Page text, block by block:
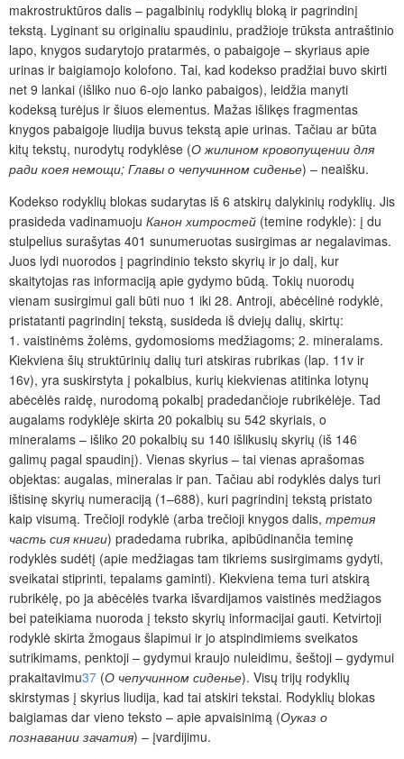
makrostruktūros dalis – pagalbinių rodyklių bloką ir pagrindinį
tekstą. Lyginant su originaliu spaudiniu, pradžioje trūksta antraštinio
lapo, knygos sudarytojo pratarmės, o pabaigoje – skyriaus apie
urinas ir baigiamojo kolofono. Tai, kad kodekso pradžiai buvo skirti
net 9 lankai (išliko nuo 6-ojo lanko pabaigos), leidžia manyti
kodeksą turėjus ir šiuos elementus. Mažas išlikęs fragmentas
knygos pabaigoje liudija buvus tekstą apie urinas. Tačiau ar būta
kitų tekstų, nurodytų rodyklėse (О жилином кровопущении для
ради коея немощи; Главы о чепучинном сиденье) – neaišku.
Kodekso rodyklių blokas sudarytas iš 6 atskirų dalykinių rodyklių. Jis
prasideda vadinamuoju Канон хитростей (temine rodykle): į du
stulpelius surašytas 401 sunumeruotas susirgimas ar negalavimas.
Juos lydi nuorodos į pagrindinio teksto skyrių ir jo dalį, kur
skaitytojas ras informaciją apie gydymo būdą. Tokių nuorodų
vienam susirgimui gali būti nuo 1 iki 28. Antroji, abėcėlinė rodyklė,
pristatanti pagrindinį tekstą, susideda iš dviejų dalių, skirtų:
1. vaistinėms žolėms, gydomosioms medžiagoms; 2. mineralams.
Kiekviena šių struktūrinių dalių turi atskiras rubrikas (lap. 11v ir
16v), yra suskirstyta į pokalbius, kurių kiekvienas atitinka lotynų
abėcėlės raidę, nurodomą pokalbį pradedančioje rubrikėlėje. Tad
augalams rodyklėje skirta 20 pokalbių su 542 skyriais, o
mineralams – išliko 20 pokalbių su 140 išlikusių skyrių (iš 146
galimų pagal spaudinį). Vienas skyrius – tai vienas aprašomas
objektas: augalas, mineralas ir pan. Tačiau abi rodyklės dalys turi
ištisinę skyrių numeraciją (1–688), kuri pagrindinį tekstą pristato
kaip visumą. Trečioji rodyklė (arba trečioji knygos dalis, трeтия
часть сия книги) pradedama rubrika, apibūdinančia teminę
rodyklės sudėtį (apie medžiagas tam tikriems susirgimams gydyti,
sveikatai stiprinti, tepalams gaminti). Kiekviena tema turi atskirą
rubrikėlę, po ja abėcėlės tvarka išvardijamos vaistinės medžiagos
bei pateikiama nuoroda į teksto skyrių informacijai gauti. Ketvirtoji
rodyklė skirta žmogaus šlapimui ir jo atspindimiems sveikatos
sutrikimams, penktoji – gydymui kraujo nuleidimu, šeštoji – gydymui
prakaitavimu37 (О чепучинном сиденье). Visų trijų rodyklių
skirstymas į skyrius liudija, kad tai atskiri tekstai. Rodyklių blokas
baigiamas dar vieno teksto – apie apvaisinimą (Оуказ о
познавании зачатия) – įvardijimu.